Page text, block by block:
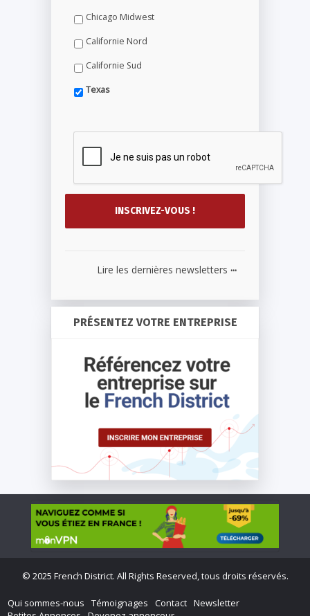
Chicago Midwest
Californie Nord
Californie Sud
Texas
Lire les dernières newsletters ...
PRÉSENTEZ VOTRE ENTREPRISE
© 2025 French District. All Rights Reserved, tous droits réservés.
Qui sommes-nous Témoignages Contact Newsletter